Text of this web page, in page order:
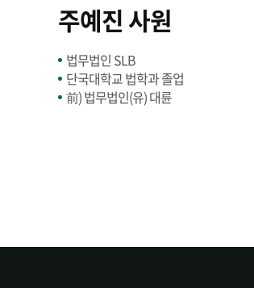
주예진 사원
법무법인 SLB
단국대학교 법학과 졸업
前) 법무법인(유) 대륜